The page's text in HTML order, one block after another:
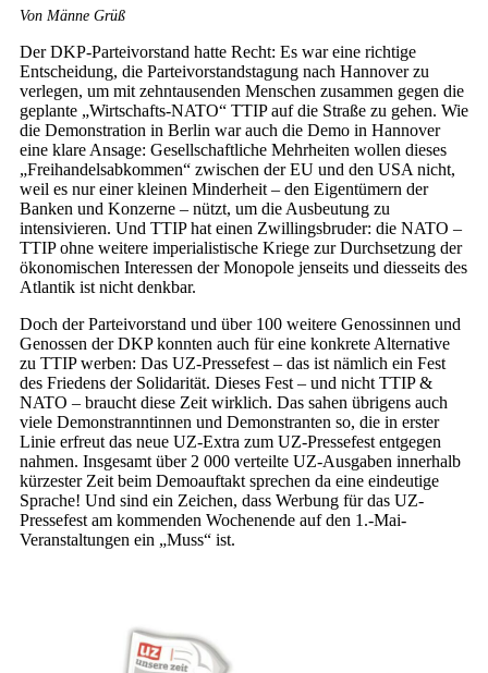
Von Männe Grüß
Der DKP-Parteivorstand hatte Recht: Es war eine richtige
Entscheidung, die Parteivorstandstagung nach Hannover zu
verlegen, um mit zehntausenden Menschen zusammen gegen die
geplante „Wirtschafts-NATO“ TTIP auf die Straße zu gehen. Wie
die Demonstration in Berlin war auch die Demo in Hannover
eine klare Ansage: Gesellschaftliche Mehrheiten wollen dieses
„Freihandelsabkommen“ zwischen der EU und den USA nicht,
weil es nur einer kleinen Minderheit – den Eigentümern der
Banken und Konzerne – nützt, um die Ausbeutung zu
intensivieren. Und TTIP hat einen Zwillingsbruder: die NATO –
TTIP ohne weitere imperialistische Kriege zur Durchsetzung der
ökonomischen Interessen der Monopole jenseits und diesseits des
Atlantik ist nicht denkbar.
Doch der Parteivorstand und über 100 weitere Genossinnen und
Genossen der DKP konnten auch für eine konkrete Alternative
zu TTIP werben: Das UZ-Pressefest – das ist nämlich ein Fest
des Friedens der Solidarität. Dieses Fest – und nicht TTIP &
NATO – braucht diese Zeit wirklich. Das sahen übrigens auch
viele Demonstranntinnen und Demonstranten so, die in erster
Linie erfreut das neue UZ-Extra zum UZ-Pressefest entgegen
nahmen. Insgesamt über 2 000 verteilte UZ-Ausgaben innerhalb
kürzester Zeit beim Demoauftakt sprechen da eine eindeutige
Sprache! Und sind ein Zeichen, dass Werbung für das UZ-
Pressefest am kommenden Wochenende auf den 1.-Mai-
Veranstaltungen ein „Muss“ ist.